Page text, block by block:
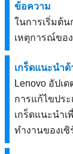
ข้อความ
ในการเริ่มต้
เหตุการณ์ขอ
เกร็ดแนะนำ
Lenovo อัปเ
การแก้ไขปร
เกร็ดแนะนำ
ทำงานของเ